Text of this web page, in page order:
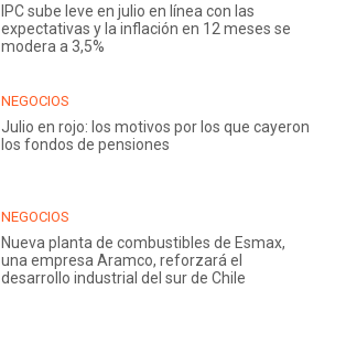
IPC sube leve en julio en línea con las
expectativas y la inflación en 12 meses se
modera a 3,5%
NEGOCIOS
Julio en rojo: los motivos por los que cayeron
los fondos de pensiones
NEGOCIOS
Nueva planta de combustibles de Esmax,
una empresa Aramco, reforzará el
desarrollo industrial del sur de Chile